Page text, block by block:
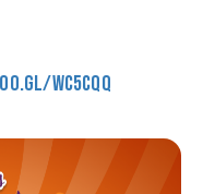
wC5Cqq